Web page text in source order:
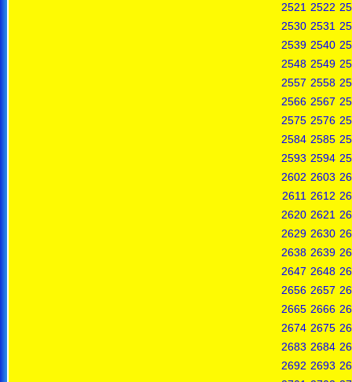
2521 2522
2530 2531
2539 2540
2548 2549
2557 2558
2566 2567
2575 2576
2584 2585
2593 2594
2602 2603
2611 2612
2620 2621
2629 2630
2638 2639
2647 2648
2656 2657
2665 2666
2674 2675
2683 2684
2692 2693